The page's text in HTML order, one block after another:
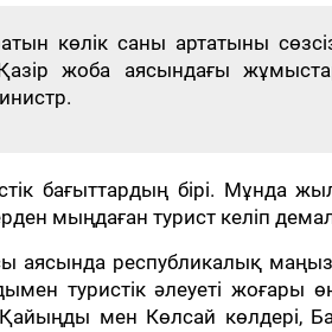
көлік саны артатыны
жоба аясындағы
бағыттардың бірі. Мұнда
мыңдаған турист келіп
аясында республикалық
туристік әлеуеті жоғары
мен Көлсай көлдері,